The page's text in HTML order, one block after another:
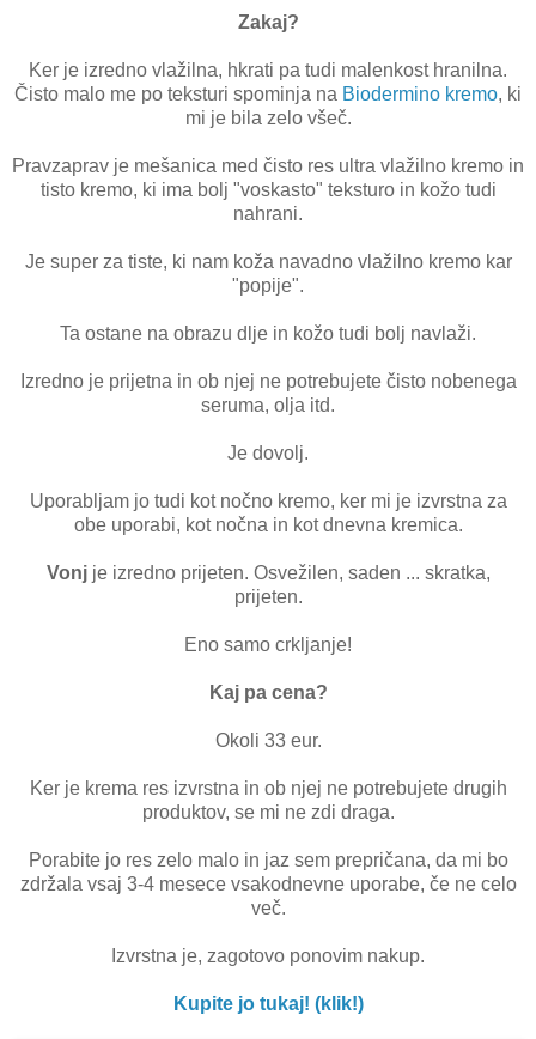
Zakaj?
Ker je izredno vlažilna, hkrati pa tudi malenkost hranilna.
Čisto malo me po teksturi spominja na Biodermino kremo, ki
mi je bila zelo všeč.
Pravzaprav je mešanica med čisto res ultra vlažilno kremo in
tisto kremo, ki ima bolj "voskasto" teksturo in kožo tudi
nahrani.
Je super za tiste, ki nam koža navadno vlažilno kremo kar
"popije".
Ta ostane na obrazu dlje in kožo tudi bolj navlaži.
Izredno je prijetna in ob njej ne potrebujete čisto nobenega
seruma, olja itd.
Je dovolj.
Uporabljam jo tudi kot nočno kremo, ker mi je izvrstna za
obe uporabi, kot nočna in kot dnevna kremica.
Vonj je izredno prijeten. Osvežilen, saden ... skratka,
prijeten.
Eno samo crkljanje!
Kaj pa cena?
Okoli 33 eur.
Ker je krema res izvrstna in ob njej ne potrebujete drugih
produktov, se mi ne zdi draga.
Porabite jo res zelo malo in jaz sem prepričana, da mi bo
zdržala vsaj 3-4 mesece vsakodnevne uporabe, če ne celo
več.
Izvrstna je, zagotovo ponovim nakup.
Kupite jo tukaj! (klik!)